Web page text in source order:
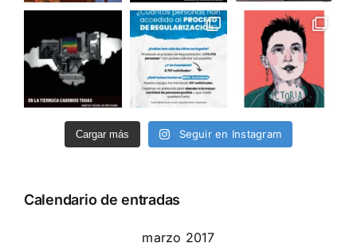
Cargar más Seguir en Instagram
Calendario de entradas
marzo 2017